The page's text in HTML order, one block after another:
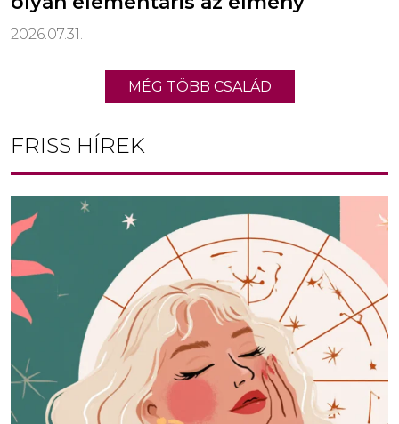
2026.07.31.
MÉG TÖBB CSALÁD
FRISS HÍREK